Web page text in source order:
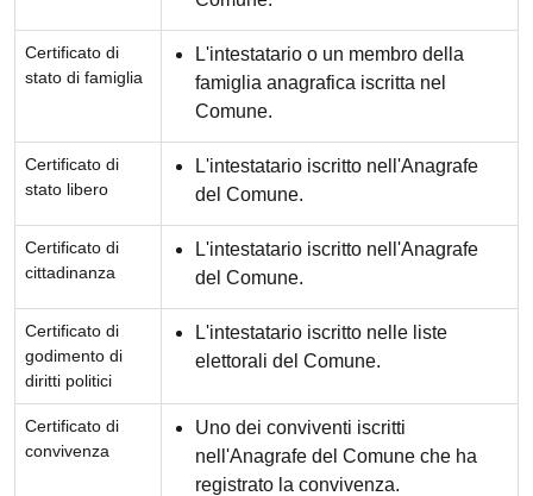
Certificato di
stato di famiglia
L'intestatario o un membro della
famiglia anagrafica iscritta nel
Comune.
Certificato di
stato libero
L'intestatario iscritto nell'Anagrafe
del Comune.
Certificato di
cittadinanza
L'intestatario iscritto nell'Anagrafe
del Comune.
Certificato di
godimento di
diritti politici
L'intestatario iscritto nelle liste
elettorali del Comune.
Certificato di
convivenza
Uno dei conviventi iscritti
nell'Anagrafe del Comune che ha
registrato la convivenza.